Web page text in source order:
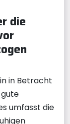
die
in Betracht
umfasst die